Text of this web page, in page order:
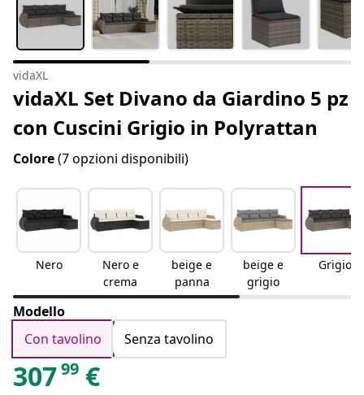
vidaXL
vidaXL Set Divano da Giardino 5 pz
con Cuscini Grigio in Polyrattan
Colore(7 opzioni disponibili)
Nero
Nero e
crema
beige e
panna
beige e
grigio
Grigio
Modello
Con tavolino
Senza tavolino
30799 €